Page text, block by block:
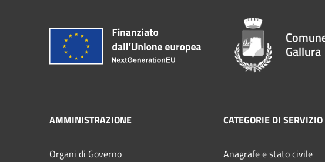
Gallura
AMMINISTRAZIONE
Organi di Governo
CATEGORIE DI SERVIZIO
Anagrafe e stato civile